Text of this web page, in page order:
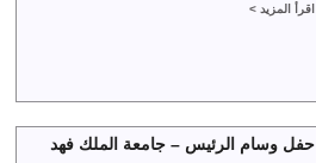
اقرأ المزيد >
حفل وسام الرئيس – جامعة الملك فهد